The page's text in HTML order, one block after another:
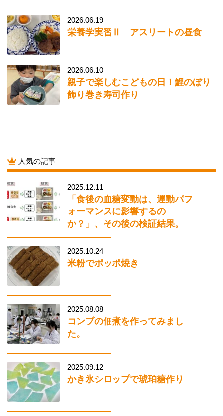
2026.06.19
栄養学実習Ⅱ アスリートの昼食
2026.06.10
親子で楽しむこどもの日！鯉のぼり
飾り巻き寿司作り
人気の記事
2025.12.11
「食後の血糖変動は、運動パフ
ォーマンスに影響するの
か？」、その後の検証結果。
2025.10.24
米粉でポッポ焼き
2025.08.08
コンブの佃煮を作ってみまし
た。
2025.09.12
かき氷シロップで琥珀糖作り